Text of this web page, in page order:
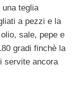
teglia
a pezzi e la
sale, pepe e
gradi finchè la
servite ancora